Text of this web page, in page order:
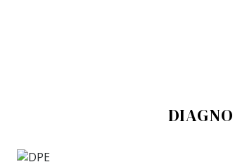
grand
✨ Une maison coup de cœur, idéale